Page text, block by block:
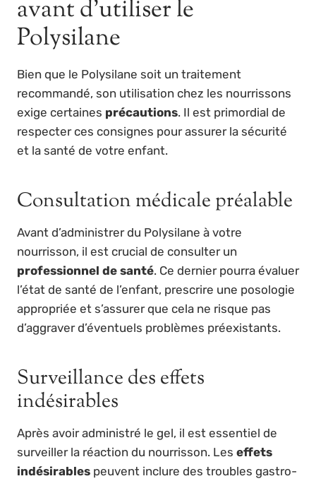
avant d’utiliser le
Polysilane
Bien que le Polysilane soit un traitement
recommandé, son utilisation chez les nourrissons
exige certaines précautions. Il est primordial de
respecter ces consignes pour assurer la sécurité
et la santé de votre enfant.
Consultation médicale préalable
Avant d’administrer du Polysilane à votre
nourrisson, il est crucial de consulter un
professionnel de santé. Ce dernier pourra évaluer
l’état de santé de l’enfant, prescrire une posologie
appropriée et s’assurer que cela ne risque pas
d’aggraver d’éventuels problèmes préexistants.
Surveillance des effets
indésirables
Après avoir administré le gel, il est essentiel de
surveiller la réaction du nourrisson. Les effets
indésirables peuvent inclure des troubles gastro-